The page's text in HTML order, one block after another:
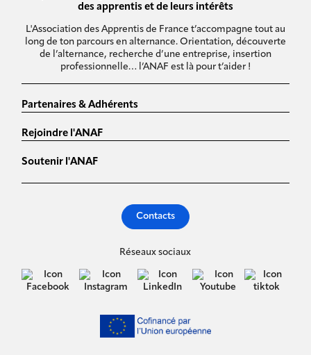
des apprentis et de leurs intérêts
L'Association des Apprentis de France t’accompagne tout au
long de ton parcours en alternance. Orientation, découverte
de l’alternance, recherche d’une entreprise, insertion
professionnelle… l’ANAF est là pour t’aider !
Partenaires & Adhérents
Rejoindre l'ANAF
Soutenir l'ANAF
Contacts
Réseaux sociaux